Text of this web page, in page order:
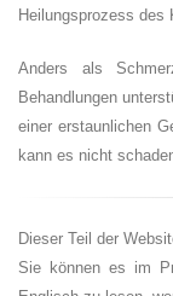
Heilungsprozess des
Anders als
Behandlungen
einer erstaunlichen
kann es nicht
Dieser Teil der
Sie können es im